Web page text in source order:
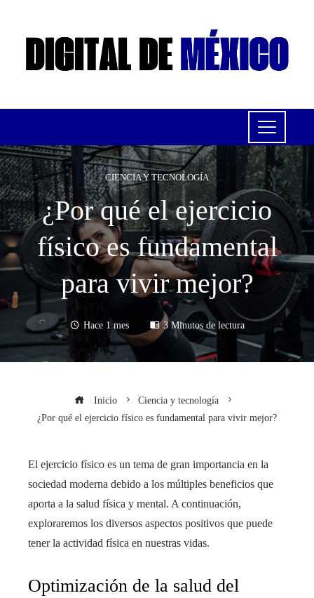
CIENCIA Y TECNOLOGÍA
¿Por qué el ejercicio
físico es fundamental
para vivir mejor?
Hace 1 mes 3 Minutos de lectura
Inicio
Ciencia y tecnología
¿Por qué el ejercicio físico es fundamental para vivir mejor?
El ejercicio físico es un tema de gran importancia en la
sociedad moderna debido a los múltiples beneficios que
aporta a la salud física y mental. A continuación,
exploraremos los diversos aspectos positivos que puede
tener la actividad física en nuestras vidas.
Optimización de la salud del